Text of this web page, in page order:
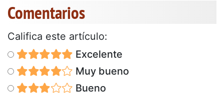
Comentarios
Califica este artículo:
Excelente
Muy bueno
Bueno